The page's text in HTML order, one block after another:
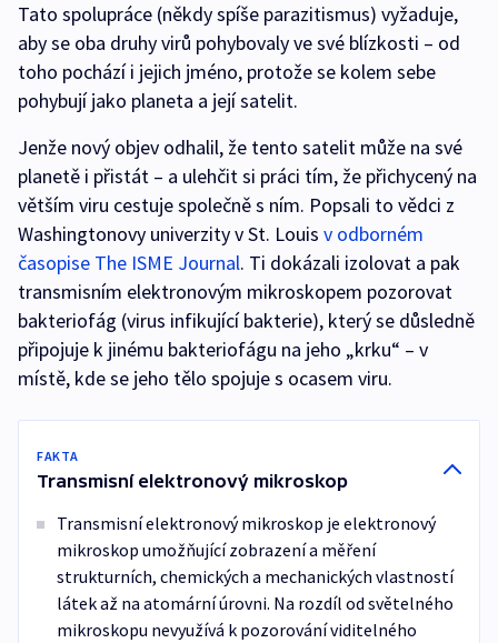
Tato spolupráce (někdy spíše parazitismus) vyžaduje,
aby se oba druhy virů pohybovaly ve své blízkosti – od
toho pochází i jejich jméno, protože se kolem sebe
pohybují jako planeta a její satelit.
Jenže nový objev odhalil, že tento satelit může na své
planetě i přistát – a ulehčit si práci tím, že přichycený na
větším viru cestuje společně s ním. Popsali to vědci z
Washingtonovy univerzity v St. Louis v odborném
časopise The ISME Journal. Ti dokázali izolovat a pak
transmisním elektronovým mikroskopem pozorovat
bakteriofág (virus infikující bakterie), který se důsledně
připojuje k jinému bakteriofágu na jeho „krku“ – v
místě, kde se jeho tělo spojuje s ocasem viru.
FAKTA
Transmisní elektronový mikroskop
Transmisní elektronový mikroskop je elektronový
mikroskop umožňující zobrazení a měření
strukturních, chemických a mechanických vlastností
látek až na atomární úrovni. Na rozdíl od světelného
mikroskopu nevyužívá k pozorování viditelného